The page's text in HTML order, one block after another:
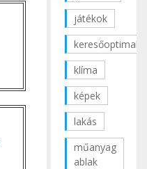
játékok
klíma
képek
lakás
műanyag
ablak